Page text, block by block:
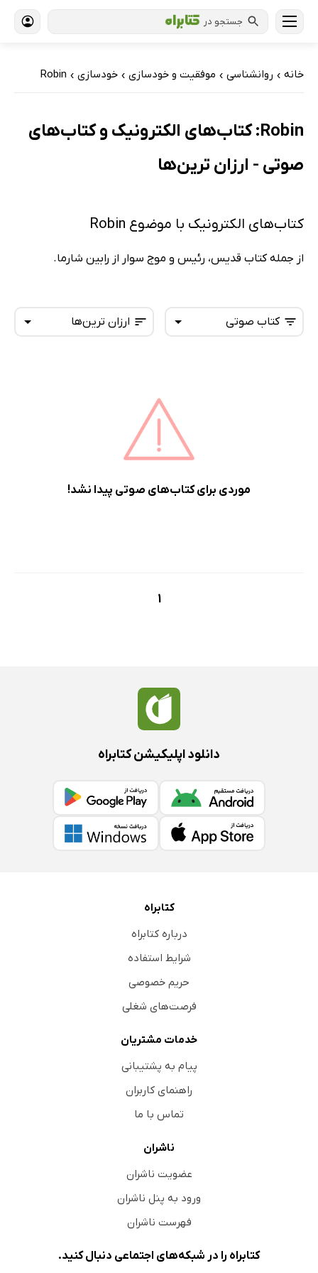
جستجو در
خانه › روانشناسی › موفقیت و خودسازی › خودسازی ›
Robin
Robin: کتاب‌های الکترونیک و کتاب‌های
صوتی - ارزان ترین‌ها
کتاب‌های الکترونیک با موضوع Robin
از جمله کتاب قدیس، رئیس و موج سوار از رابین شارما.
ارزان ترین‌ها
پرفروش‌ها
پربحث‌ها
کتاب صوتی
موردی برای کتاب‌های صوتی پیدا نشد!
1
دانلود اپلیکیشن کتابراه
کتابراه
درباره کتابراه
شرایط استفاده
حریم خصوصی
فرصت‌های شغلی
خدمات مشتریان
پیام به پشتیبانی
راهنمای کاربران
تماس با ما
ناشران
عضویت ناشران
ورود به پنل ناشران
فهرست ناشران
کتابراه را در شبکه‌های اجتماعی دنبال کنید.